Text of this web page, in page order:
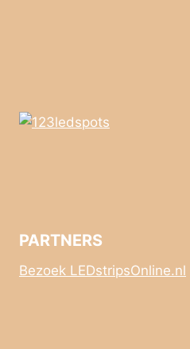
PARTNERS
Bezoek LEDstripsOnline.nl